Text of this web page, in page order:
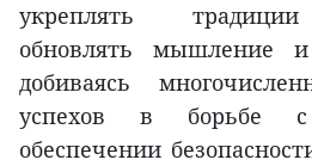
укреплять
обновлять мышление
добиваясь
успехов в борьбе с
обеспечении